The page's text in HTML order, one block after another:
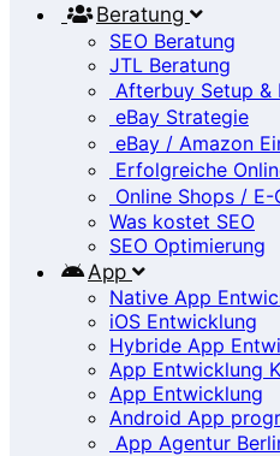
Beratung
SEO Beratung
JTL Beratung
Afterbuy Setup &
eBay Strategie
eBay / Amazon
Erfolgreiche
Online Shops /
Was kostet SEO
SEO Optimierung
App
Native App
iOS Entwicklung
Hybride App
App Entwicklung
App Entwicklung
Android App
App Agentur